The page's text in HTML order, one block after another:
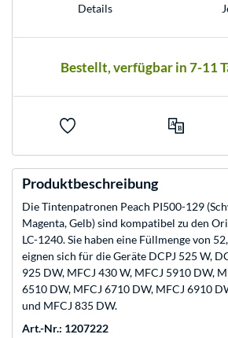
Details
Bestellt, verfügbar in 7-11
Produktbeschreibung
Die Tintenpatronen Peach PI500-129
Magenta, Gelb) sind kompatibel zu den
LC-1240. Sie haben eine Füllmenge von
eignen sich für die Geräte DCPJ 525 W,
925 DW, MFCJ 430 W, MFCJ 5910 DW,
6510 DW, MFCJ 6710 DW, MFCJ 6910
und MFCJ 835 DW.
Art.-Nr.: 1207222